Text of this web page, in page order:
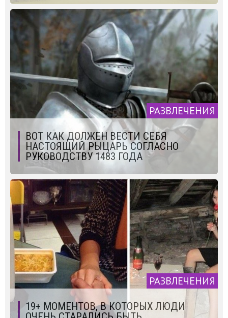
РАЗВЛЕЧЕНИЯ
ВОТ КАК ДОЛЖЕН ВЕСТИ СЕБЯ
НАСТОЯЩИЙ РЫЦАРЬ СОГЛАСНО
РУКОВОДСТВУ 1483 ГОДА
РАЗВЛЕЧЕНИЯ
19+ МОМЕНТОВ, В КОТОРЫХ ЛЮДИ